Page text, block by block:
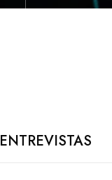
ENTREVISTAS